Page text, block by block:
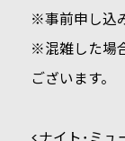
※事前申し込
※混雑した場
ございます。